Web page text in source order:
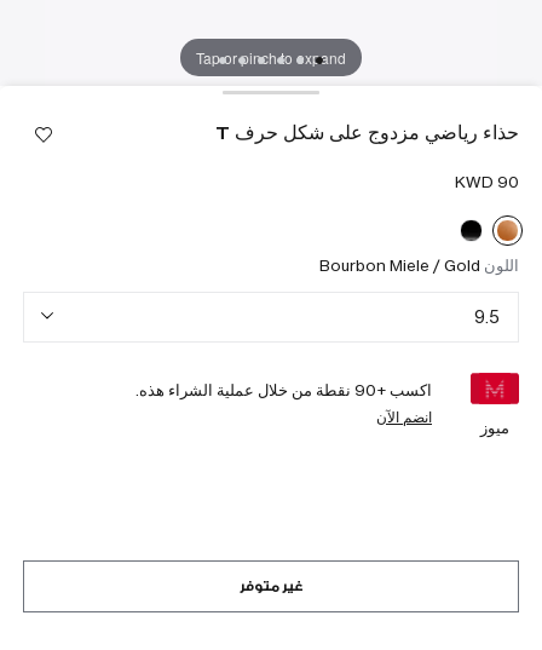
Tap or pinch to expand
حذاء رياضي مزدوج على شكل حرف T
اللون Bourbon Miele / Gold
9.5
ميوز
اكسب +90 نقطة من خلال عملية الشراء هذه.
انضم الآن
غير متوفر